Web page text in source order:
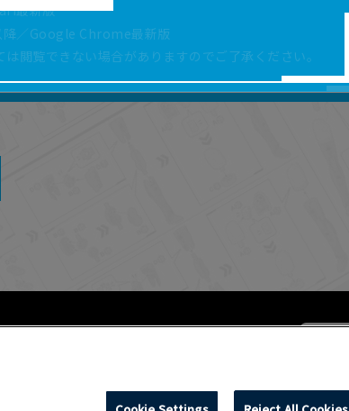
最新版
降／Google Chrome最新版
閲覧できない場合がありますのでご了承ください。
更される場合があります。
書の完全性を保証するものではあ
い場合があります。
障害を含みます。）等が生じたとし
ことがあります。また当社は、本